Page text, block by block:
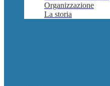
Organizzazione
La storia